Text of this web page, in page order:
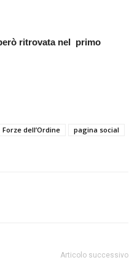
ritrovata nel primo
Forze dell’Ordine
pagina social
Articolo successivo